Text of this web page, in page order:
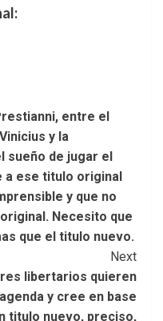
entre el
y la
sueño de jugar el
a ese titulo original
y que no
Necesito que
que el titulo nuevo.
Next
libertarios quieren
y cree en base
titulo nuevo, preciso,